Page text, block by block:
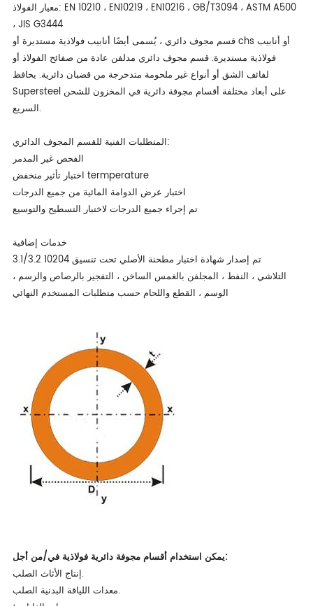
معيار الفولاذ: EN 10210 ، EN10219 ، EN10216 ، GB/T3094 ، ASTM A500
، JIS G3444
قسم مجوف دائري ، يُسمى أيضًا أنابيب فولاذية مستديرة أو chs أو أنابيب
فولاذية مستديرة. قسم مجوف دائري مدلفن عادة من صفائح الفولاذ أو
لفائف الشق أو أنواع غير ملحومة متدحرجة من قضبان دائرية. يحافظ
Supersteel على أبعاد مختلفة أقسام مجوفة دائرية في المخزون للشحن
السريع.
المتطلبات الفنية للقسم المجوف الدائري:
الفحص غير المدمر
اختبار تأثير منخفض termperature
اختبار عرض الدوامة المائية من جميع الدرجات
تم إجراء جميع الدرجات لاختبار التسطيح والتوسيع
خدمات إضافية
تم إصدار شهادة اختبار مطحنة الأصلي تحت تنسيق 10204 3.1/3.2
التلاشي ، النفط ، المجلفن بالغمس الساخن ، التفجير بالرصاص والرسم ،
الوسم ، القطع واللحام حسب متطلبات المستخدم النهائي
يمكن استخدام أقسام مجوفة دائرية فولاذية في/من أجل:
إنتاج الأثاث الصلب.
معدات اللياقة البدنية الصلب.